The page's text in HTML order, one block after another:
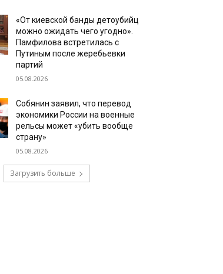
«От киевской банды детоубийц
можно ожидать чего угодно».
Памфилова встретилась с
Путиным после жеребьевки
партий
05.08.2026
Собянин заявил, что перевод
экономики России на военные
рельсы может «убить вообще
страну»
05.08.2026
Загрузить больше